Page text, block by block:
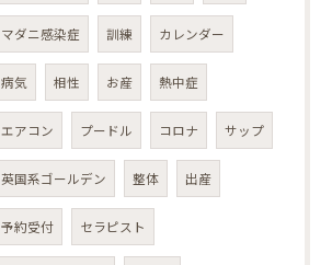
マダニ感染症 訓練 カレンダー
病気 相性 お産 熱中症
エアコン プードル コロナ サップ
英国系ゴールデン 整体 出産
予約受付 セラピスト